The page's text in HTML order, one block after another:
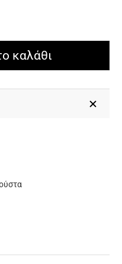
καλάθι